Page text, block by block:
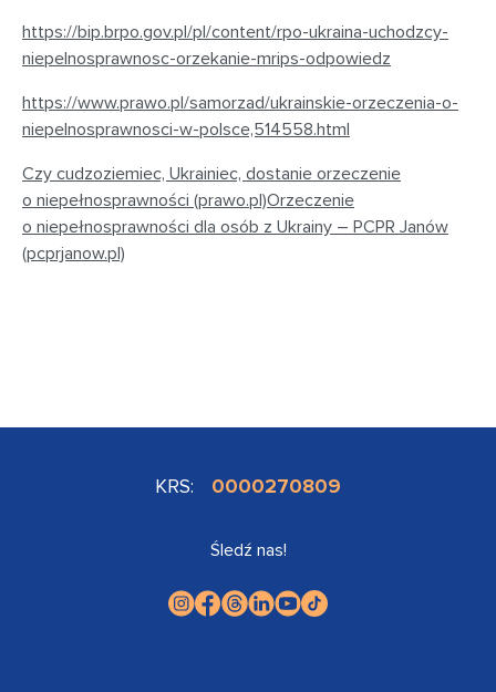
https://bip.brpo.gov.pl/pl/content/rpo-ukraina-uchodzcy-
niepelnosprawnosc-orzekanie-mrips-odpowiedz
https://www.prawo.pl/samorzad/ukrainskie-orzeczenia-o-
niepelnosprawnosci-w-polsce,514558.html
Czy cudzoziemiec, Ukrainiec, dostanie orzeczenie
o niepełnosprawności (prawo.pl)Orzeczenie
o niepełnosprawności dla osób z Ukrainy – PCPR Janów
(pcprjanow.pl)
KRS: 0000270809
Śledź nas!